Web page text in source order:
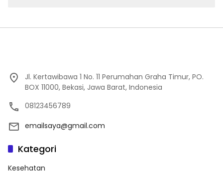
Jl. Kertawibawa 1 No. 11 Perumahan Graha Timur, PO.
BOX 11000, Bekasi, Jawa Barat, Indonesia
08123456789
emailsaya@gmail.com
Kategori
Kesehatan